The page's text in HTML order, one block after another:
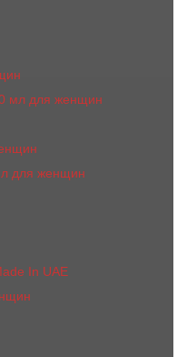
мл для женщин
для женщин
In UAE